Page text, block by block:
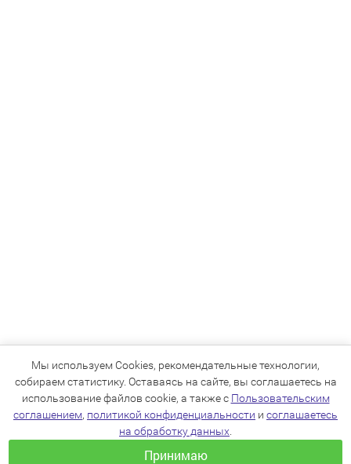
Мы используем Cookies, рекомендательные технологии,
собираем статистику. Оставаясь на сайте, вы соглашаетесь на
использование файлов cookie, а также с Пользовательским
соглашением, политикой конфиденциальности и соглашаетесь
на обработку данных
Принимаю